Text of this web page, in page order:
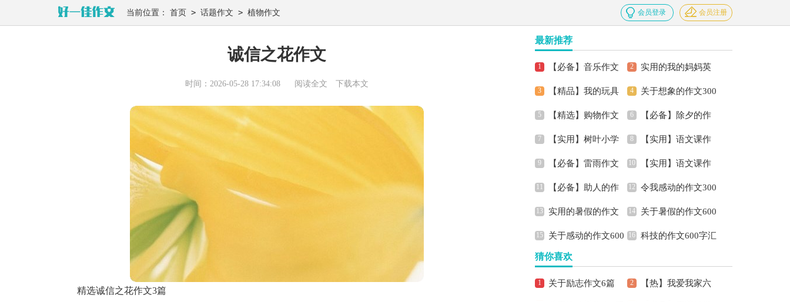
当前位置： 首页 > 话题作文 > 植物作文 会员登录 会员注册
诚信之花作文
时间：2026-05-28 17:34:08 阅读全文 下载本文
精选诚信之花作文3篇
最新推荐
【必备】音乐作文
600字4篇
实用的我的妈妈英
语作文300字三篇
【精品】我的玩具
作文300字四篇
关于想象的作文300
字四篇
【精选】购物作文
300字汇总七篇
【必备】除夕的作
文300字锦集六篇
【实用】树叶小学
作文300字4篇
【实用】语文课作
文400字3篇
【必备】雷雨作文
600字三篇
【实用】语文课作
文600字三篇
【必备】助人的作
文600字三篇
令我感动的作文300
字三篇
实用的暑假的作文
600字汇总六篇
关于暑假的作文600
字集锦8篇
关于感动的作文600
字四篇
科技的作文600字汇
猜你喜欢
关于励志作文6篇 【热】我爱我家六